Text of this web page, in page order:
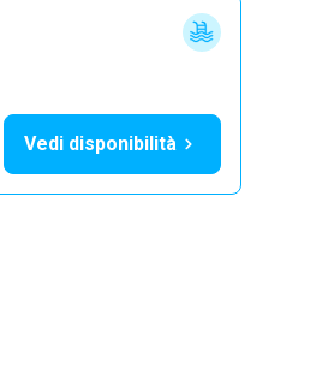
Vedi disponibilità